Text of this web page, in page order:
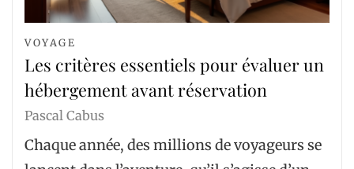
VOYAGE
Les critères essentiels pour évaluer un
hébergement avant réservation
Pascal Cabus
Chaque année, des millions de voyageurs se